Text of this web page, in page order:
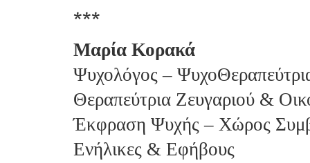
***
Μαρία Κορακά
Ψυχολόγος –
Θεραπεύτρια Ζευγαριού &
Έκφραση Ψυχής – Χώρος
Ενήλικες & Εφήβους